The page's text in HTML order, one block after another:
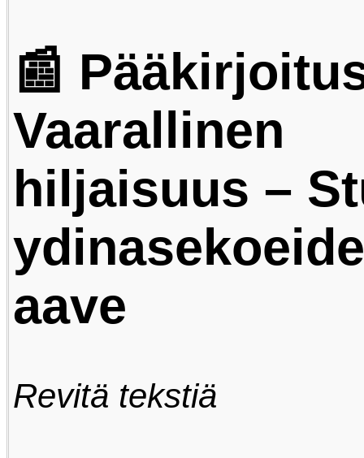
📰
Vaarallinen
hiljaisuus –
aave
Revitä tekstiä